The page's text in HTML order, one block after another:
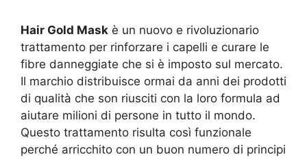
Hair Gold Mask è un nuovo e rivoluzionario
trattamento per rinforzare i capelli e curare le
fibre danneggiate che si è imposto sul mercato.
Il marchio distribuisce ormai da anni dei prodotti
di qualità che son riusciti con la loro formula ad
aiutare milioni di persone in tutto il mondo.
Questo trattamento risulta così funzionale
perché arricchito con un buon numero di principi